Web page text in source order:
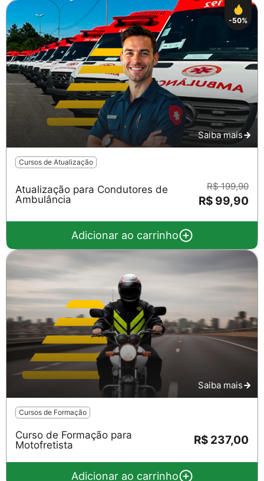
-50%
Saiba mais
Cursos de Atualização
Atualização para Condutores de
Ambulância
R$ 199,90
R$ 99,90
Adicionar ao carrinho
Saiba mais
Cursos de Formação
Curso de Formação para
Motofretista
R$ 237,00
Adicionar ao carrinho